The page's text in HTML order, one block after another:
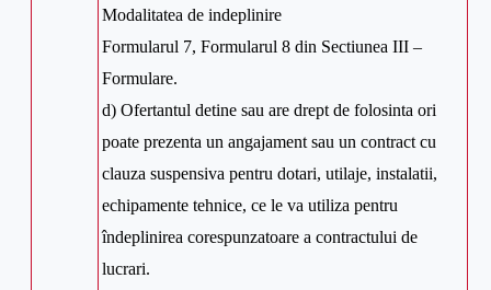
Modalitatea de indeplinire
Formularul 7, Formularul 8 din Sectiunea III –
Formulare.
d) Ofertantul detine sau are drept de folosinta ori
poate prezenta un angajament sau un contract cu
clauza suspensiva pentru dotari, utilaje, instalatii,
echipamente tehnice, ce le va utiliza pentru
îndeplinirea corespunzatoare a contractului de
lucrari.